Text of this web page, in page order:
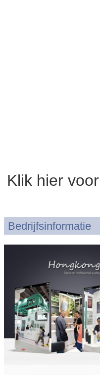
Klik hier
Bedrijfsinformatie